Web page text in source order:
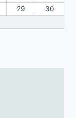
29
30